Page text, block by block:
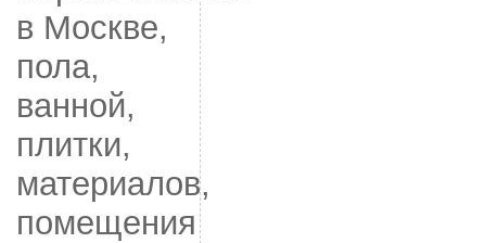
в Москве,
пола,
ванной,
плитки,
материалов,
помещения